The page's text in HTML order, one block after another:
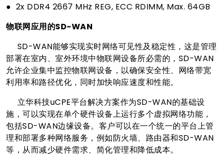
● 2x DDR4 2667 MHz REG, ECC RDIMM, Max. 64GB
物联网应用的SD-WAN
SD-WAN能够实现实时网络可见性及稳定性，这是管理
部署在室内、室外环境中物联网设备所必需的，SD-WAN
允许企业集中监控物联网设备，以确保安全性、网络带宽
利用率和路径优化，同时加快响应速度和性能。
立华科技uCPE平台解决方案作为SD-WAN的基础设
施，可以实现在单个硬件设备上运行多个虚拟网络功能，
包括SD-WAN边缘设备。客户可以在一个统一的平台上管
理和部署多种网络服务，例如防火墙、路由器和SD-WAN
等，从而减少硬件需求、简化管理和降低成本。